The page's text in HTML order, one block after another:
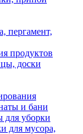
пергамент,
продуктов
доски
и бани
для уборки
для мусора,